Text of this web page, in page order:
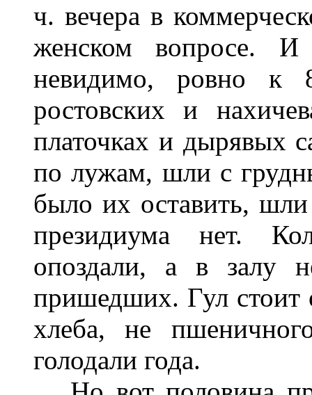
ч. вечера в
женском вопросе.
невидимо, ровно к
ростовских и
платочках и дырявых
по лужам, шли с
было их оставить,
президиума нет.
опоздали, а в залу
пришедших. Гул стоит
хлеба, не
голодали года.